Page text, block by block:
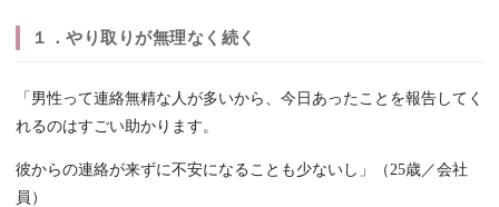
１．やり取りが無理なく続く
「男性って連絡無精な人が多いから、今日あったことを報告してく
れるのはすごい助かります。
彼からの連絡が来ずに不安になることも少ないし」（25歳／会社
員）